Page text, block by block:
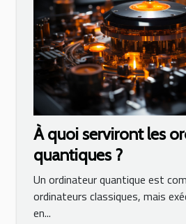
À quoi serviront les
quantiques ?
Un ordinateur quantique est
ordinateurs classiques, mais
en...